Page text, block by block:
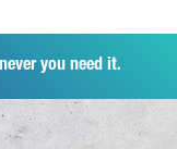
you need it.